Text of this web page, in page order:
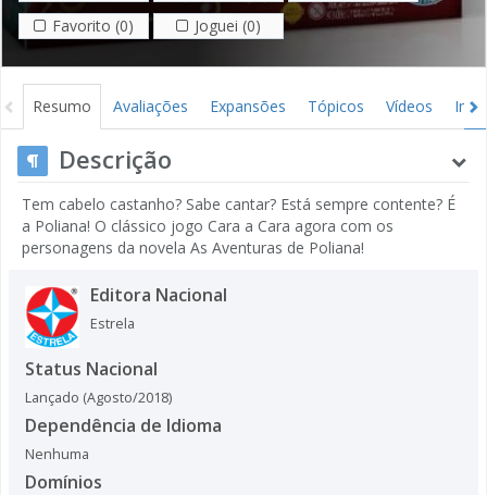
Favorito (0)
Joguei (0)
Resumo Avaliações Expansões Tópicos Vídeos
Descrição
Tem cabelo castanho? Sabe cantar? Está sempre contente? É
a Poliana! O clássico jogo Cara a Cara agora com os
personagens da novela As Aventuras de Poliana!
Editora Nacional
Estrela
Status Nacional
Lançado (Agosto/2018)
Dependência de Idioma
Nenhuma
Domínios